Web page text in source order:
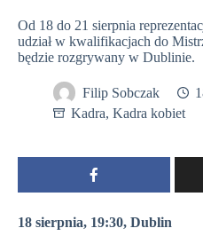
Od 18 do 21 sierpnia
udział w kwalifikacjach do
będzie rozgrywany w Dublinie.
Filip Sobczak
Kadra, Kadra kobiet
18 sierpnia, 19:30, Dublin